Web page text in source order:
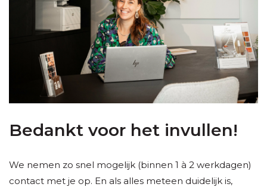
Bedankt voor het invullen!
We nemen zo snel mogelijk (binnen 1 à 2 werkdagen)
contact met je op. En als alles meteen duidelijk is,